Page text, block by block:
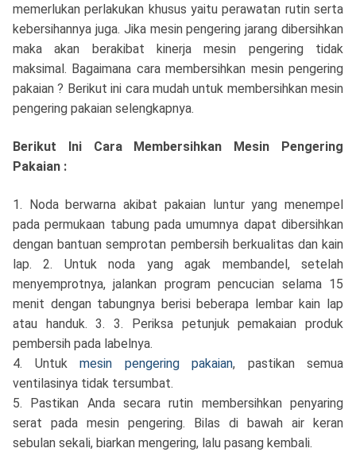
memerlukan perlakukan khusus yaitu perawatan rutin serta
kebersihannya juga. Jika mesin pengering jarang dibersihkan
maka akan berakibat kinerja mesin pengering tidak
maksimal. Bagaimana cara membersihkan mesin pengering
pakaian ? Berikut ini cara mudah untuk membersihkan mesin
pengering pakaian selengkapnya.
Berikut Ini Cara Membersihkan Mesin Pengering
Pakaian :
1. Noda berwarna akibat pakaian luntur yang menempel
pada permukaan tabung pada umumnya dapat dibersihkan
dengan bantuan semprotan pembersih berkualitas dan kain
lap. 2. Untuk noda yang agak membandel, setelah
menyemprotnya, jalankan program pencucian selama 15
menit dengan tabungnya berisi beberapa lembar kain lap
atau handuk. 3. 3. Periksa petunjuk pemakaian produk
pembersih pada labelnya.
4. Untuk mesin pengering pakaian, pastikan semua
ventilasinya tidak tersumbat.
5. Pastikan Anda secara rutin membersihkan penyaring
serat pada mesin pengering. Bilas di bawah air keran
sebulan sekali, biarkan mengering, lalu pasang kembali.